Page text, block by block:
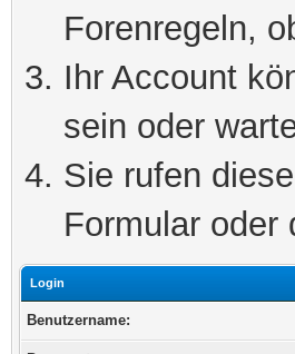
Forenregeln,
Ihr Account
sein oder
Sie rufen
Formular oder
Login
Benutzername: